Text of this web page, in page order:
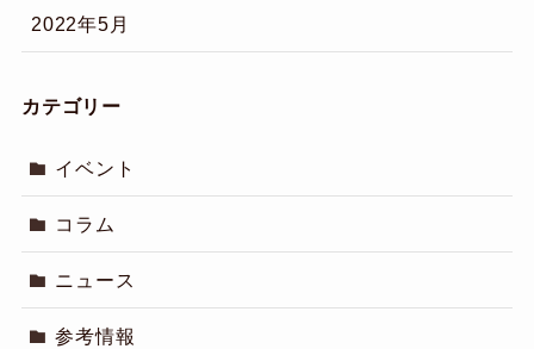
2022年5月
カテゴリー
イベント
コラム
ニュース
参考情報